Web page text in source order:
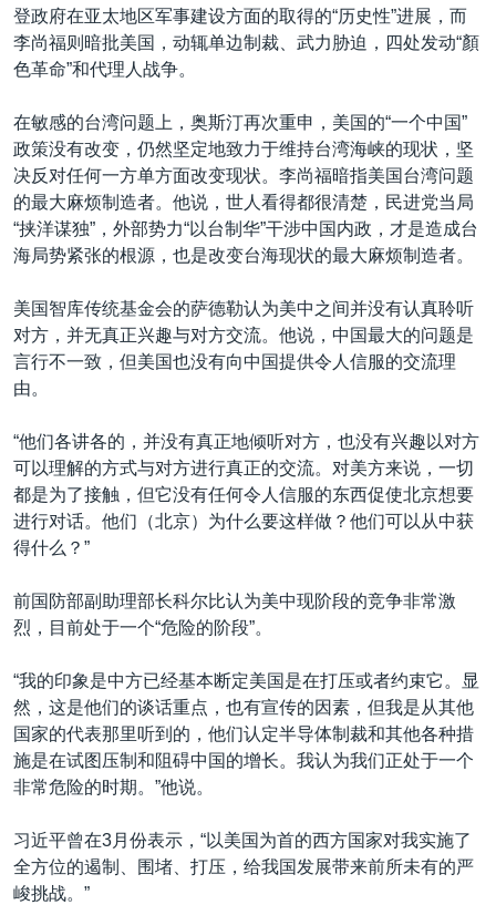
登政府在亚太地区军事建设方面的取得的“历史性”进展，而
李尚福则暗批美国，动辄单边制裁、武力胁迫，四处发动“顏
色革命”和代理人战争。
在敏感的台湾问题上，奥斯汀再次重申，美国的“一个中国”
政策没有改变，仍然坚定地致力于维持台湾海峡的现状，坚
决反对任何一方单方面改变现状。李尚福暗指美国台湾问题
的最大麻烦制造者。他说，世人看得都很清楚，民进党当局
“挟洋谋独”，外部势力“以台制华”干涉中国内政，才是造成台
海局势紧张的根源，也是改变台海现状的最大麻烦制造者。
美国智库传统基金会的萨德勒认为美中之间并没有认真聆听
对方，并无真正兴趣与对方交流。他说，中国最大的问题是
言行不一致，但美国也没有向中国提供令人信服的交流理
由。
“他们各讲各的，并没有真正地倾听对方，也没有兴趣以对方
可以理解的方式与对方进行真正的交流。对美方来说，一切
都是为了接触，但它没有任何令人信服的东西促使北京想要
进行对话。他们（北京）为什么要这样做？他们可以从中获
得什么？”
前国防部副助理部长科尔比认为美中现阶段的竞争非常激
烈，目前处于一个“危险的阶段”。
“我的印象是中方已经基本断定美国是在打压或者约束它。显
然，这是他们的谈话重点，也有宣传的因素，但我是从其他
国家的代表那里听到的，他们认定半导体制裁和其他各种措
施是在试图压制和阻碍中国的增长。我认为我们正处于一个
非常危险的时期。”他说。
习近平曾在3月份表示，“以美国为首的西方国家对我实施了
全方位的遏制、围堵、打压，给我国发展带来前所未有的严
峻挑战。”